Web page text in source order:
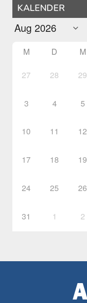
KALENDER
M D M
27 28 29
3 4 5
10 11 12
17 18 19
24 25 26
31 1 2